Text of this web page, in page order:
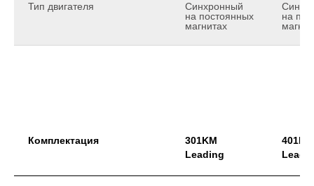
Тип двигателя
Синхронный
на постоянных
магнитах
на
Комплектация
301KM
Leading
401KM